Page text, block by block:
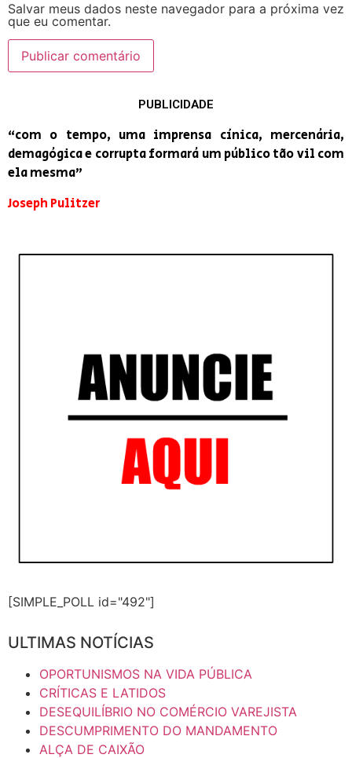
Salvar meus dados neste navegador para a próxima vez
que eu comentar.
PUBLICIDADE
“com o tempo, uma imprensa cínica, mercenária,
demagógica e corrupta formará um público tão vil com
ela mesma”
Joseph Pulitzer
[SIMPLE_POLL id="492"]
ULTIMAS NOTÍCIAS
OPORTUNISMOS NA VIDA PÚBLICA
CRÍTICAS E LATIDOS
DESEQUILÍBRIO NO COMÉRCIO VAREJISTA
DESCUMPRIMENTO DO MANDAMENTO
ALÇA DE CAIXÃO